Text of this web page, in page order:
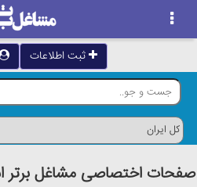
ثبت اطلاعات
صفحات اختصاصی مشاغل برتر